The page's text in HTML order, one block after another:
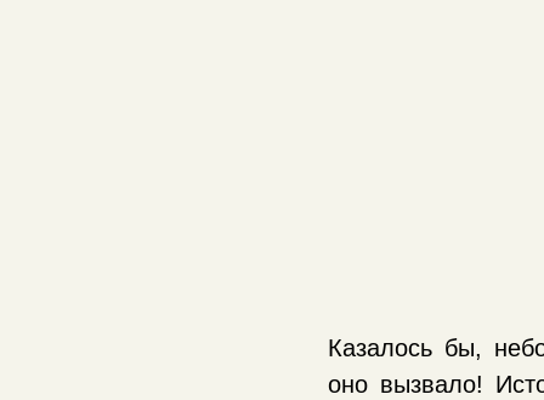
Казалось бы,
оно вызвало!